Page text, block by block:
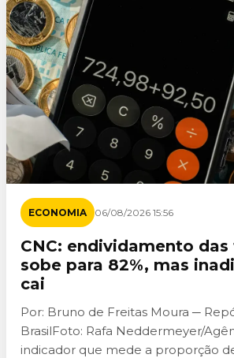
ECONOMIA 06/08/2026 15:56
CNC: endividamento
sobe para 82%, mas
cai
Por: Bruno de Freitas Moura ─
BrasilFoto: Rafa Neddermeyer/
indicador que mede a proporção